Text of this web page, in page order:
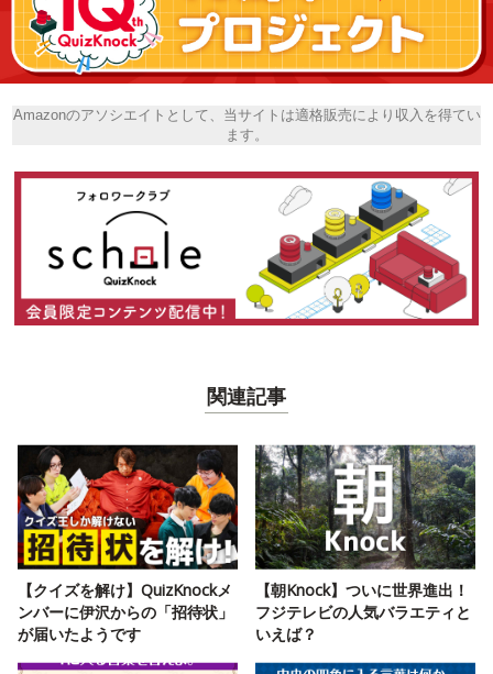
Amazonのアソシエイトとして、当サイトは適格販売により収入を得てい
ます。
関連記事
【クイズを解け】QuizKnockメ
ンバーに伊沢からの「招待状」
が届いたようです
【朝Knock】ついに世界進出！
フジテレビの人気バラエティと
いえば？